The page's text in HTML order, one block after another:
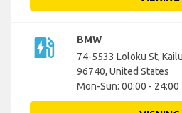
ev_station
BMW
74-5533 Loloku St,
96740, United States
Mon-Sun: 00:00 - 24:00